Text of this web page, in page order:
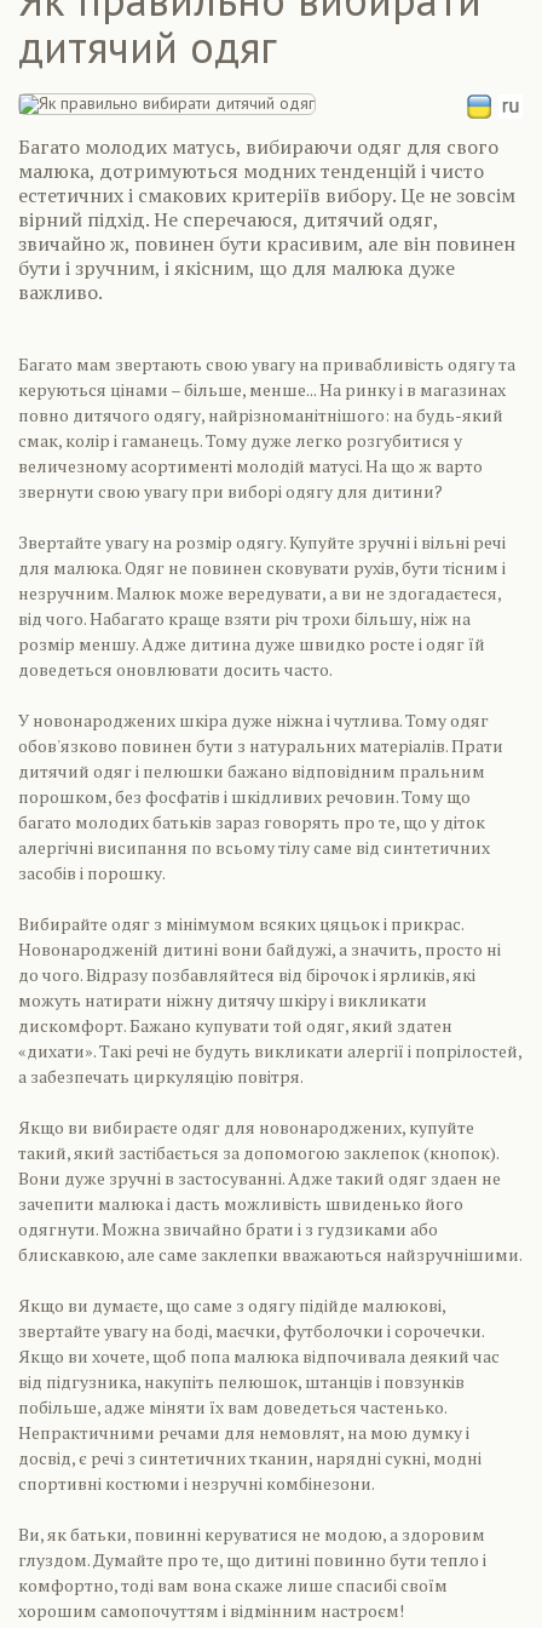
дитячий одяг
Багато молодих матусь, вибираючи одяг для свого
малюка, дотримуються модних тенденцій і чисто
естетичних і смакових критеріїв вибору. Це не зовсім
вірний підхід. Не сперечаюся, дитячий одяг,
звичайно ж, повинен бути красивим, але він повинен
бути і зручним, і якісним, що для малюка дуже
важливо.
Багато мам звертають свою увагу на привабливість одягу та
керуються цінами – більше, менше... На ринку і в магазинах
повно дитячого одягу, найрізноманітнішого: на будь-який
смак, колір і гаманець. Тому дуже легко розгубитися у
величезному асортименті молодій матусі. На що ж варто
звернути свою увагу при виборі одягу для дитини?
Звертайте увагу на розмір одягу. Купуйте зручні і вільні речі
для малюка. Одяг не повинен сковувати рухів, бути тісним і
незручним. Малюк може вередувати, а ви не здогадаєтеся,
від чого. Набагато краще взяти річ трохи більшу, ніж на
розмір меншу. Адже дитина дуже швидко росте і одяг їй
доведеться оновлювати досить часто.
У новонароджених шкіра дуже ніжна і чутлива. Тому одяг
обов'язково повинен бути з натуральних матеріалів. Прати
дитячий одяг і пелюшки бажано відповідним пральним
порошком, без фосфатів і шкідливих речовин. Тому що
багато молодих батьків зараз говорять про те, що у діток
алергічні висипання по всьому тілу саме від синтетичних
засобів і порошку.
Вибирайте одяг з мінімумом всяких цяцьок і прикрас.
Новонародженій дитині вони байдужі, а значить, просто ні
до чого. Відразу позбавляйтеся від бірочок і ярликів, які
можуть натирати ніжну дитячу шкіру і викликати
дискомфорт. Бажано купувати той одяг, який здатен
«дихати». Такі речі не будуть викликати алергії і попрілостей,
а забезпечать циркуляцію повітря.
Якщо ви вибираєте одяг для новонароджених, купуйте
такий, який застібається за допомогою заклепок (кнопок).
Вони дуже зручні в застосуванні. Адже такий одяг здаен не
зачепити малюка і дасть можливість швиденько його
одягнути. Можна звичайно брати і з гудзиками або
блискавкою, але саме заклепки вважаються найзручнішими.
Якщо ви думаєте, що саме з одягу підійде малюкові,
звертайте увагу на боді, маєчки, футболочки і сорочечки.
Якщо ви хочете, щоб попа малюка відпочивала деякий час
від підгузника, накупіть пелюшок, штанців і повзунків
побільше, адже міняти їх вам доведеться частенько.
Непрактичними речами для немовлят, на мою думку і
досвід, є речі з синтетичних тканин, нарядні сукні, модні
спортивні костюми і незручні комбінезони.
Ви, як батьки, повинні керуватися не модою, а здоровим
глуздом. Думайте про те, що дитині повинно бути тепло і
комфортно, тоді вам вона скаже лише спасибі своїм
хорошим самопочуттям і відмінним настроєм!